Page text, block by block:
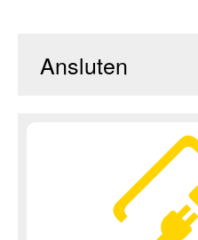
Ansluten